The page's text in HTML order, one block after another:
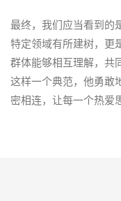
最终，我们应当看到的
特定领域有所建树，更
群体能够相互理解，共
这样一个典范，他勇敢
密相连，让每一个热爱